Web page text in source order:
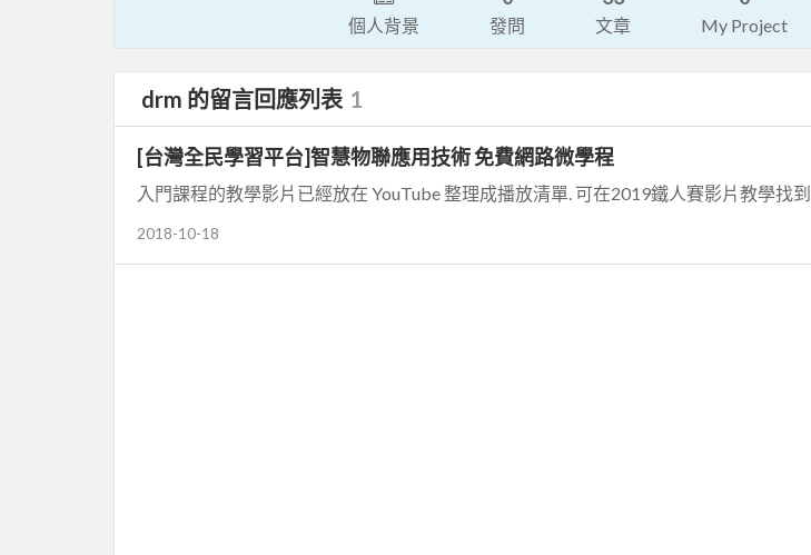
個人背景 發問 文章 My Project
drm 的留言回應列表 1
[台灣全民學習平台]智慧物聯應用技術 免費網路微學程
入門課程的教學影片已經放在 YouTube 整理成播放清單. 可在2019鐵人賽影片教學找到.
2018-10-18